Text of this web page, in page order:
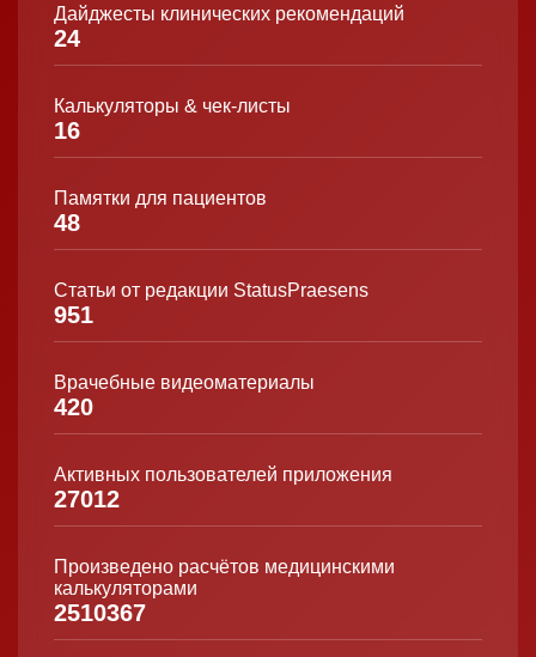
Дайджесты клинических рекомендаций
24
Калькуляторы & чек-листы
16
Памятки для пациентов
48
Статьи от редакции StatusPraesens
951
Врачебные видеоматериалы
420
Активных пользователей приложения
27012
Произведено расчётов медицинскими
калькуляторами
2510367